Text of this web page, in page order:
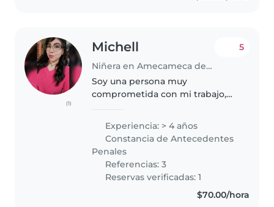
(1)
Michell
Niñera en Amecameca de Juárez
5
Soy una persona muy
comprometida con mi trabajo,
desde 2 años en adelante , no
tengo ningun problema en
apoyar a tareas..
Experiencia: > 4 años
Constancia de Antecedentes
Penales
Referencias: 3
Reservas verificadas: 1
$70.00/hora